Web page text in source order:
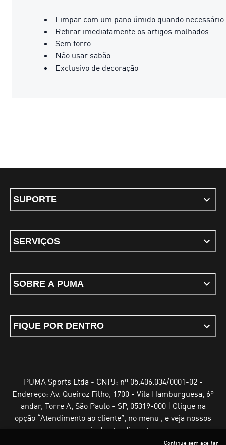
Limpar com um pano úmido quando necessário
Retirar imediatamente os artigos molhados
Sem forro
Não usar sabão
Exclusivo de decoração
SUPORTE
SERVIÇOS
SOBRE A PUMA
FIQUE POR DENTRO
PUMA Sports Ltda - CNPJ: nº 05.406.034/0001-02 -
Endereço: Av. Queiroz Filho, 1700 - Vila Hamburguesa, 6º
andar, Torre A, São Paulo - SP, 05319-000 | Clique na
opção “Atendimento ao cliente”, no menu , e veja nossos
canais de atendimento
Continue sem aceitar